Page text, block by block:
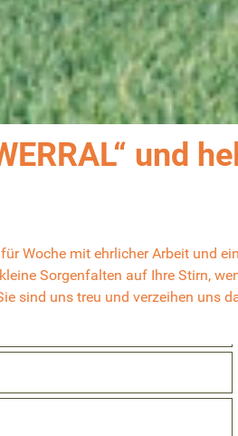
und
Woche mit ehrlicher Arbeit und
Sorgenfalten auf Ihre Stirn,
uns treu und verzeihen uns